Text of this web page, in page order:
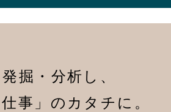
掘・分析し、
事」のカタチに。